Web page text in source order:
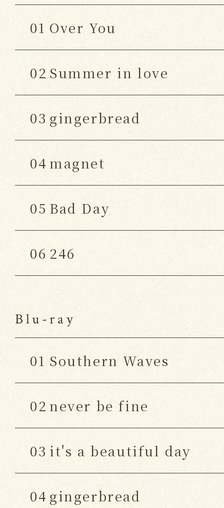
01 Over You
02 Summer in love
03 gingerbread
04 magnet
05 Bad Day
06 246
Blu-ray
01 Southern Waves
02 never be fine
03 it's a beautiful day
04 gingerbread